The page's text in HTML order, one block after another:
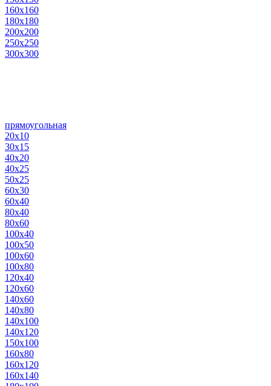
160х160
180х180
200х200
250х250
300х300
прямоугольная
20х10
30х15
40х20
40х25
50х25
60х30
60х40
80х40
80х60
100х40
100х50
100х60
100х80
120х40
120х60
140х60
140х80
140х100
140х120
150х100
160х80
160х120
160х140